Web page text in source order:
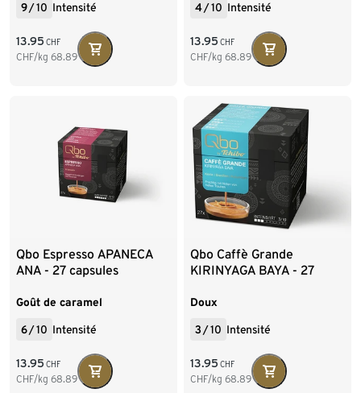
9/10 Intensité
13.95 CHF
CHF/kg 68.89
4/10 Intensité
13.95 CHF
CHF/kg 68.89
Qbo Espresso APANECA
ANA - 27 capsules
Goût de caramel
6/10 Intensité
13.95 CHF
CHF/kg 68.89
Qbo Caffè Grande
KIRINYAGA BAYA - 27
Doux
3 /10 Intensité
13.95 CHF
CHF/kg 68.89